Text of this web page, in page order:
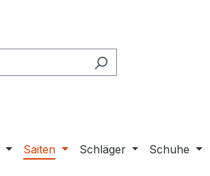
Saiten Schläger Schuhe